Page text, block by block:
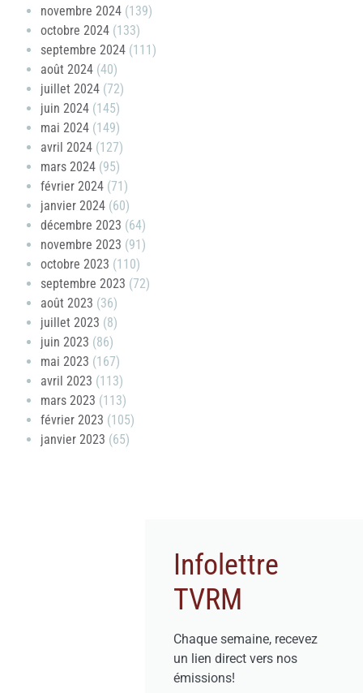
novembre 2024 (139)
octobre 2024 (133)
septembre 2024 (111)
août 2024 (40)
juillet 2024 (72)
juin 2024 (145)
mai 2024 (149)
avril 2024 (127)
mars 2024 (95)
février 2024 (71)
janvier 2024 (60)
décembre 2023 (64)
novembre 2023 (91)
octobre 2023 (110)
septembre 2023 (72)
août 2023 (36)
juillet 2023 (8)
juin 2023 (86)
mai 2023 (167)
avril 2023 (113)
mars 2023 (113)
février 2023 (105)
janvier 2023 (65)
Infolettre
TVRM
Chaque semaine, recevez
un lien direct vers nos
émissions!